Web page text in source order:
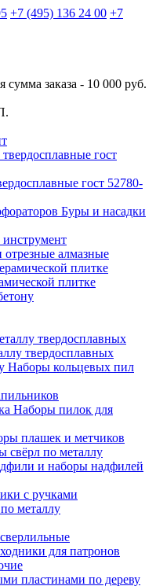
+7 (495) 136 24 00 +7
заказа - 10 000 руб.
гост 52780-
Буры и насадки
отрезные алмазные
плитке
твердосплавных
Наборы кольцевых пил
Наборы пилок для
плашек и метчиков
свёрл по металлу
и наборы надфилей
с ручками
металлу
для патронов